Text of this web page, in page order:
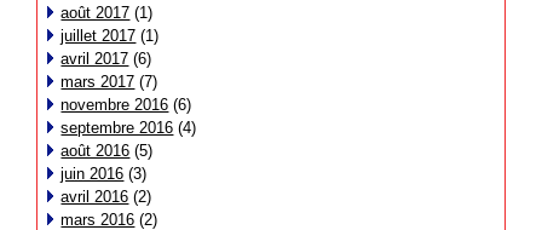
août 2017 (1)
juillet 2017 (1)
avril 2017 (6)
mars 2017 (7)
novembre 2016 (6)
septembre 2016 (4)
août 2016 (5)
juin 2016 (3)
avril 2016 (2)
mars 2016 (2)